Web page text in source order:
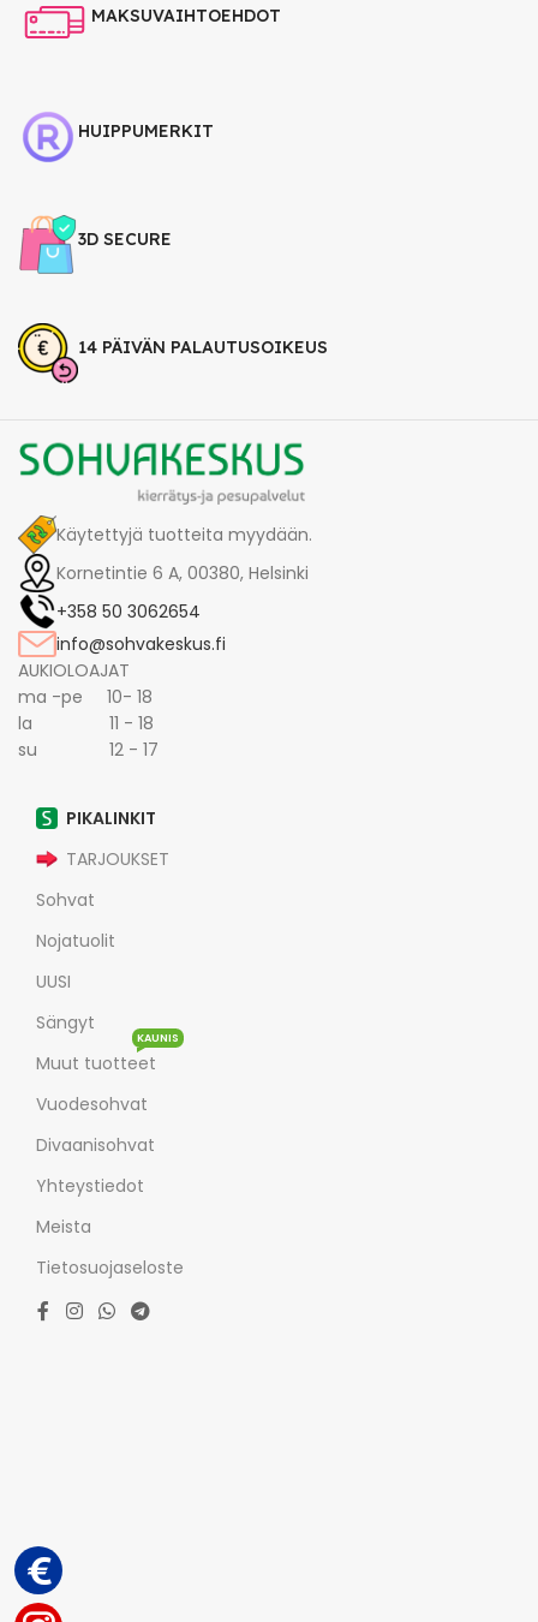
MAKSUVAIHTOEHDOT
HUIPPUMERKIT
3D SECURE
14 PÄIVÄN PALAUTUSOIKEUS
Käytettyjä tuotteita myydään.
Kornetintie 6 A, 00380, Helsinki
+358 50 3062654
info@sohvakeskus.fi
AUKIOLOAJAT
ma -pe 10- 18
la 11 - 18
su 12 - 17
PIKALINKIT
TARJOUKSET
Sohvat
Nojatuolit
UUSI
Sängyt
Muut tuotteet
KAUNIS
Vuodesohvat
Divaanisohvat
Yhteystiedot
Meista
Tietosuojaseloste